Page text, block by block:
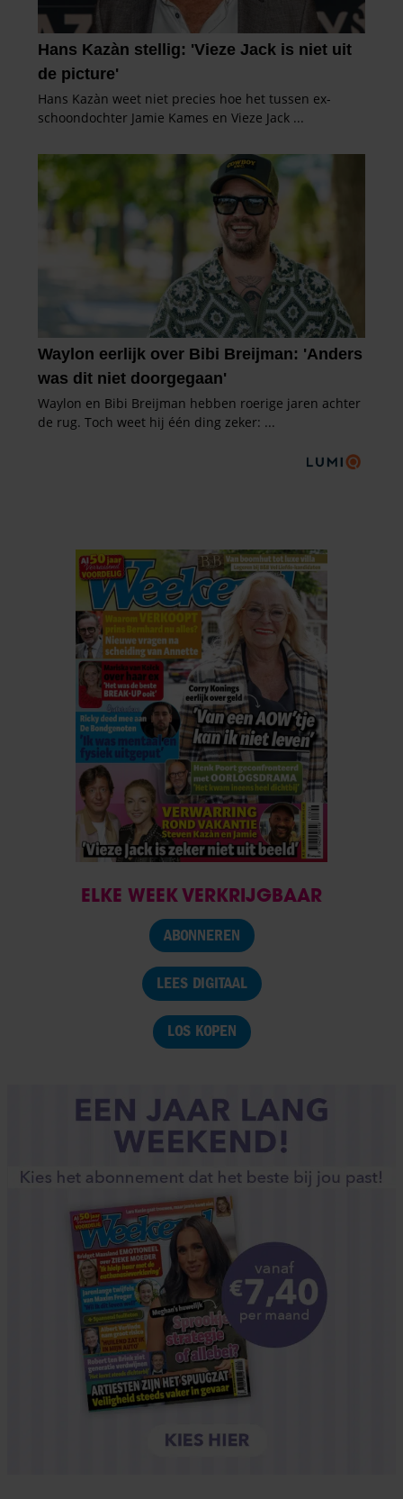
ELKE WEEK VERKRIJGBAAR
ABONNEREN
LEES DIGITAAL
LOS KOPEN